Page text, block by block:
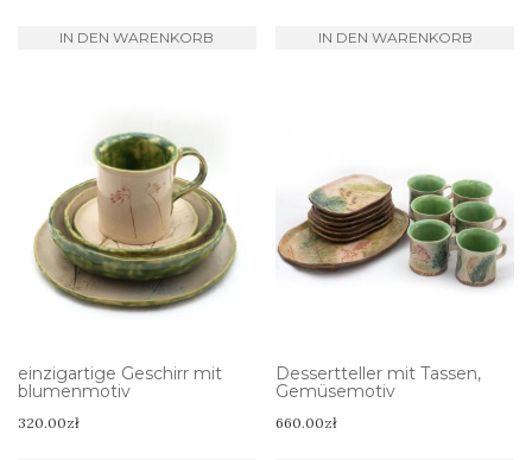
IN DEN WARENKORB IN DEN WARENKORB
einzigartige Geschirr mit
blumenmotiv
320.00zł
Dessertteller mit Tassen,
Gemüsemotiv
660.00zł